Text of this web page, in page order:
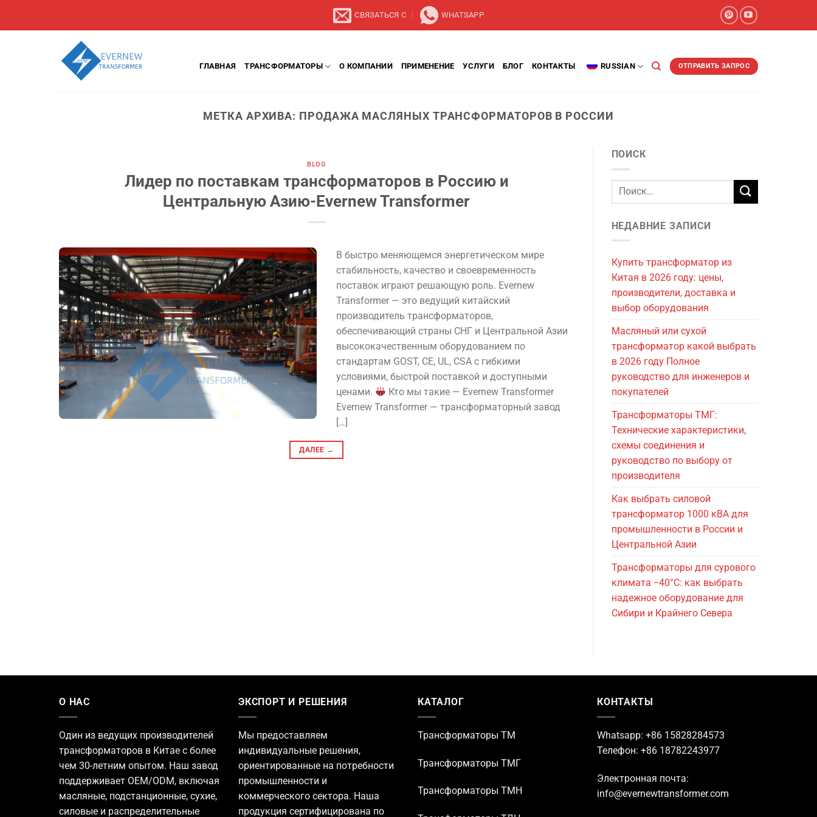
СВЯЗАТЬСЯ С WHATSAPP
ГЛАВНАЯ ТРАНСФОРМАТОРЫ О КОМПАНИИ ПРИМЕНЕНИЕ УСЛУГИ БЛОГ КОНТАКТЫ RUSSIAN ОТПРАВИТЬ ЗАПРОС
МЕТКА АРХИВА: ПРОДАЖА МАСЛЯНЫХ ТРАНСФОРМАТОРОВ В РОССИИ
BLOG
Лидер по поставкам трансформаторов в Россию и
Центральную Азию-Evernew Transformer
В быстро меняющемся энергетическом мире
стабильность, качество и своевременность
поставок играют решающую роль. Evernew
Transformer — это ведущий китайский
производитель трансформаторов,
обеспечивающий страны СНГ и Центральной Азии
высококачественным оборудованием по
стандартам GOST, CE, UL, CSA с гибкими
условиями, быстрой поставкой и доступными
ценами.
Кто мы такие — Evernew Transformer
Evernew Transformer — трансформаторный завод
[…]
ДАЛЕЕ →
ПОИСК
НЕДАВНИЕ ЗАПИСИ
Купить трансформатор из
Китая в 2026 году: цены,
производители, доставка и
выбор оборудования
Масляный или сухой
трансформатор какой выбрать
в 2026 году Полное
руководство для инженеров и
покупателей
Трансформаторы ТМГ:
Технические характеристики,
схемы соединения и
руководство по выбору от
производителя
Как выбрать силовой
трансформатор 1000 кВА для
промышленности в России и
Центральной Азии
Трансформаторы для сурового
климата −40°C: как выбрать
надежное оборудование для
Сибири и Крайнего Севера
О НАС
Один из ведущих производителей
трансформаторов в Китае с более
чем 30-летним опытом. Наш завод
поддерживает OEM/ODM, включая
масляные, подстанционные, сухие,
силовые и распределительные
ЭКСПОРТ И РЕШЕНИЯ
Мы предоставляем
индивидуальные решения,
ориентированные на потребности
промышленности и
коммерческого сектора. Наша
продукция сертифицирована по
КАТАЛОГ
Трансформаторы TM
Трансформаторы ТМГ
Трансформаторы ТМН
КОНТАКТЫ
Whatsapp: +86 15828284573
Телефон: +86 18782243977
Электронная почта:
info@evernewtransformer.com